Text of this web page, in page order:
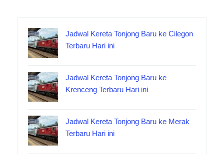
Jadwal Kereta Tonjong Baru ke Cilegon
Terbaru Hari ini
Jadwal Kereta Tonjong Baru ke
Krenceng Terbaru Hari ini
Jadwal Kereta Tonjong Baru ke Merak
Terbaru Hari ini